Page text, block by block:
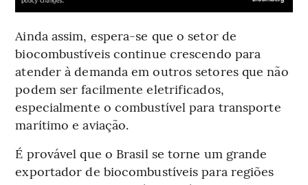
Ainda assim, espera-se que o setor de
biocombustíveis continue crescendo para
atender à demanda em outros setores que não
podem ser facilmente eletrificados,
especialmente o combustível para transporte
marítimo e aviação.
É provável que o Brasil se torne um grande
exportador de biocombustíveis para regiões